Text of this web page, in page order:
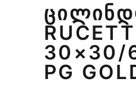
30×30/
PG